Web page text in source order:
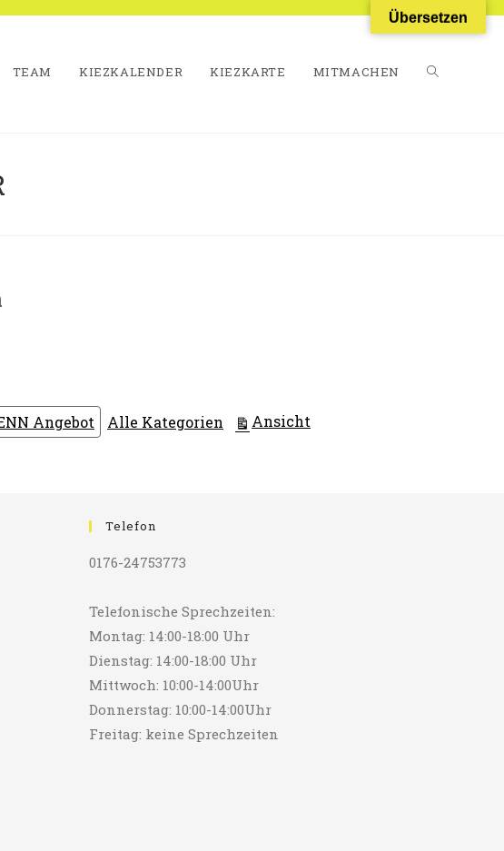
TEAM KIEZKALENDER KIEZKARTE MITMACHEN WEBSITE-
Angebot Alle Kategorien Ansicht
Telefon
0176-24753773
Telefonische Sprechzeiten:
Montag: 14:00-18:00 Uhr
Dienstag: 14:00-18:00 Uhr
Mittwoch: 10:00-14:00Uhr
Donnerstag: 10:00-14:00Uhr
Freitag: keine Sprechzeiten
Übersetzen